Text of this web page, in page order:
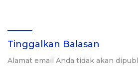
Tinggalkan Balasan
Alamat email Anda tidak akan